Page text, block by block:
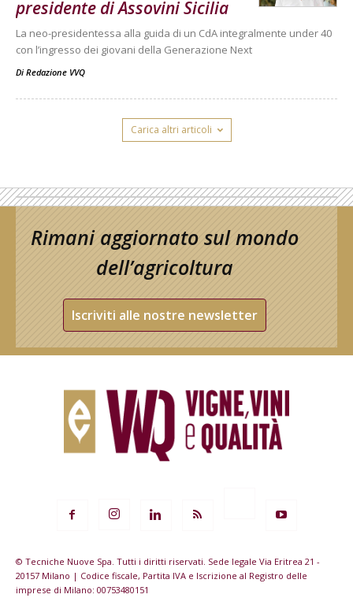
presidente di Assovini Sicilia
La neo-presidentessa alla guida di un CdA integralmente under 40
con l’ingresso dei giovani della Generazione Next
Di Redazione VVQ
Carica altri articoli
Rimani aggiornato sul mondo
dell’agricoltura
Iscriviti alle nostre newsletter
© Tecniche Nuove Spa. Tutti i diritti riservati. Sede legale Via Eritrea 21 -
20157 Milano | Codice fiscale, Partita IVA e Iscrizione al Registro delle
imprese di Milano: 00753480151